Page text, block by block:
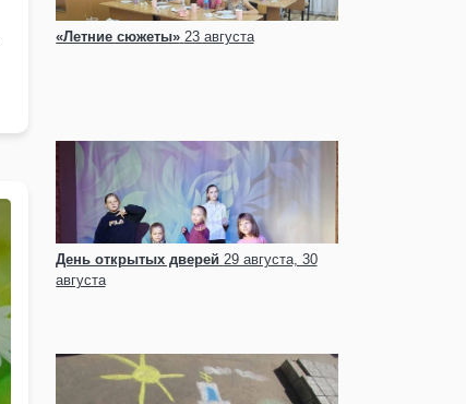
«Летние сюжеты» 23 августа
День открытых дверей 29 августа, 30
августа